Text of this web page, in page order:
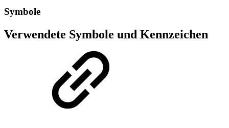
Symbole
Verwendete Symbole und Kennzeichen